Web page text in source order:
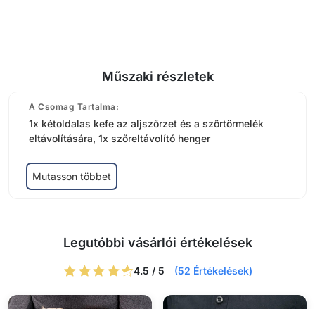
Műszaki részletek
A Csomag Tartalma:
1x kétoldalas kefe az aljszőrzet és a szőrtörmelék
eltávolítására, 1x szőreltávolító henger
Mutasson többet
Legutóbbi vásárlói értékelések
4.5 / 5 (52 Értékelések)